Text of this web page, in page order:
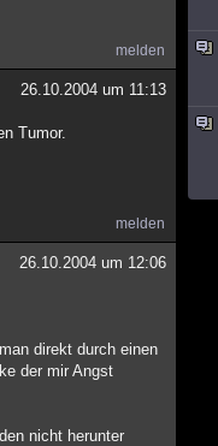
melden
26.10.2004 um 11:13
Tumor.
melden
26.10.2004 um 12:06
direkt durch einen
der mir Angst
nicht herunter